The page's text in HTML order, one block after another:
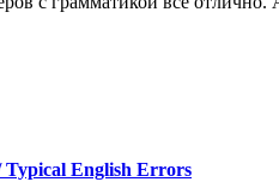
English Errors